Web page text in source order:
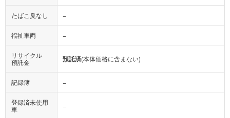
たばこ臭なし −
福祉車両 −
リサイクル
預託金
預託済(本体価格に含まない)
記録簿 −
登録済未使用
車
−